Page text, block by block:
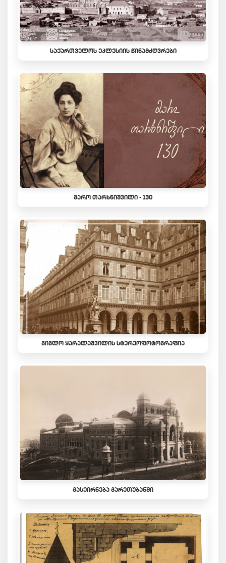
ᲡᲐᲥᲐᲠᲗᲕᲔᲚᲝᲡ ᲔᲙᲚᲔᲡᲘᲘᲡ ᲬᲘᲜᲐᲛᲫᲦᲕᲠᲔᲑᲘ
ᲛᲐᲠᲝ ᲗᲐᲠᲮᲜᲘᲨᲕᲘᲚᲘ - 130
ᲒᲘᲒᲚᲝ ᲧᲐᲠᲐᲚᲐᲨᲕᲘᲚᲘᲡ ᲡᲢᲔᲠᲔᲝᲤᲝᲢᲝᲒᲠᲐᲤᲘᲐ
ᲒᲐᲡᲔᲘᲠᲜᲔᲑᲐ ᲒᲐᲠᲔᲗᲣᲑᲐᲜᲨᲘ